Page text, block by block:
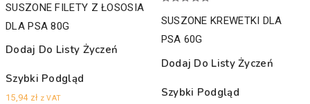
SUSZONE FILETY Z ŁOSOSIA
DLA PSA 80G
Dodaj Do Listy Życzeń
Szybki Podgląd
15,94 zł z VAT
5.00
na 5
SUSZONE KREWETKI DLA
PSA 60G
Dodaj Do Listy Życzeń
Szybki Podgląd